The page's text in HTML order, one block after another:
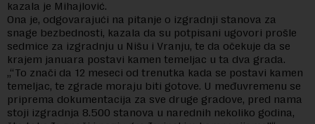
kazala je Mihajlović.
Ona je, odgovarajući na pitanje o izgradnji stanova za
snage bezbednosti, kazala da su potpisani ugovori prošle
sedmice za izgradnju u Nišu i Vranju, te da očekuje da se
krajem januara postavi kamen temeljac u ta dva grada.
„“To znači da 12 meseci od trenutka kada se postavi kamen
temeljac, te zgrade moraju biti gotove. U međuvremenu se
priprema dokumentacija za sve druge gradove, pred nama
stoji izgradnja 8.500 stanova u narednih nekoliko godina,